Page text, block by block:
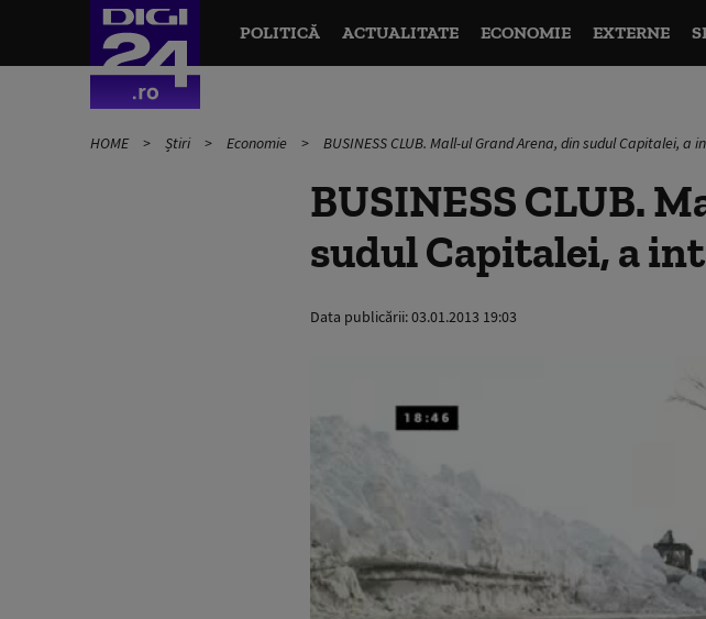
POLITICĂ ACTUALITATE ECONOMIE EXTERNE
HOME Știri Economie BUSINESS CLUB. Mall-ul Grand Arena, din sudul Capitalei, a
BUSINESS CLUB.
sudul Capitalei, a
Data publicării:03.01.2013 19:03